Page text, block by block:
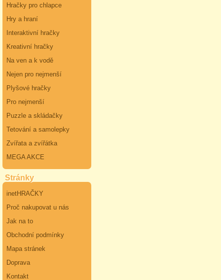
Hračky pro chlapce
Hry a hraní
Interaktivní hračky
Kreativní hračky
Na ven a k vodě
Nejen pro nejmenší
Plyšové hračky
Pro nejmenší
Puzzle a skládačky
Tetování a samolepky
Zvířata a zvířátka
MEGA AKCE
Stránky
inetHRAČKY
Proč nakupovat u nás
Jak na to
Obchodní podmínky
Mapa stránek
Doprava
Kontakt